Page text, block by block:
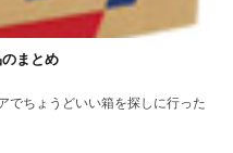
まとめ
でちょうどいい箱を探しに行った